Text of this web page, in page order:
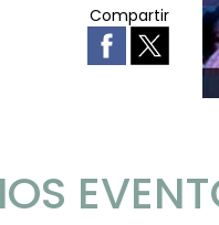
Compartir